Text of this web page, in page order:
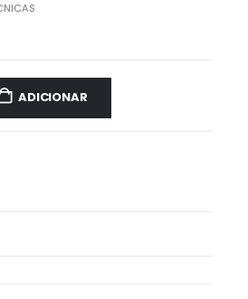
ADICIONAR